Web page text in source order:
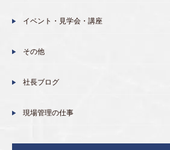
イベント・見学会・講座
その他
社長ブログ
現場管理の仕事